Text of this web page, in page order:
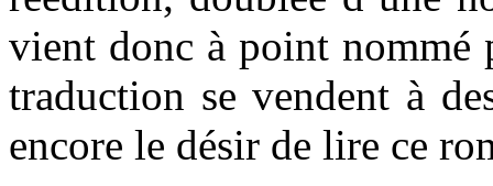
vient donc à point nommé
traduction se vendent à
encore le désir de lire ce